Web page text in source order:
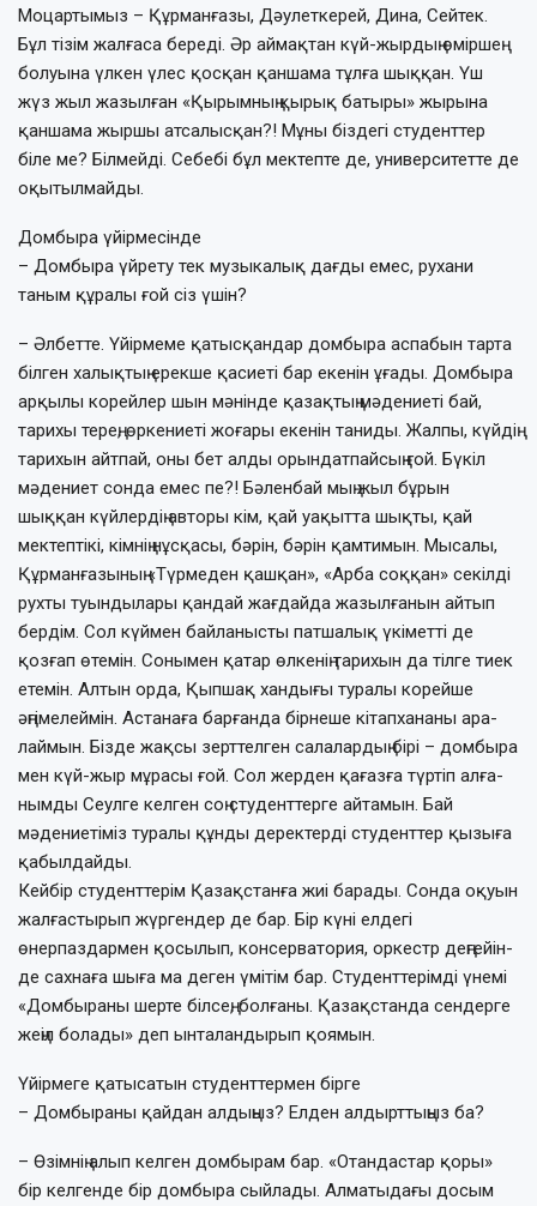
Моцартымыз – Құрманғазы, Дәулеткерей, Дина, Сейтек.
Бұл тізім жал­ғаса береді. Әр аймақтан күй-жырдың өміршең
болуына үлкен үлес қосқан қан­шама тұлға шыққан. Үш
жүз жыл жазыл­ған «Қырымның қырық батыры» жырына
қаншама жыршы атсалысқан?! Мұны біздегі студенттер
біле ме? Білмейді. Себебі бұл мектепте де, университетте де
оқытыл­май­ды.
Домбыра үйірмесінде
– Домбыра үйрету тек музыкалық дағды емес, рухани
таным құралы ғой сіз үшін?
– Әлбетте. Үйірмеме қатысқандар дом­быра аспабын тарта
білген халықтың ерекше қасиеті бар екенін ұғады. Домбыра
арқылы корейлер шын мәнінде қазақтың мәдениеті бай,
тарихы терең, өркениеті жо­ғары екенін таниды. Жалпы, күйдің
тари­хын айтпай, оны бет алды орындат­пай­сың ғой. Бүкіл
мәдениет сонда емес пе?! Бәленбай мың жыл бұрын
шыққан күйлердің авторы кім, қай уақытта шықты, қай
мектептікі, кімнің нұсқасы, бәрін, бә­рін қамтимын. Мысалы,
Құрманғазының «Түрмеден қашқан», «Арба соққан» секілді
рухты туындылары қандай жағдайда жа­зылғанын айтып
бердім. Сол күймен бай­ланысты патшалық үкіметті де
қозғап өте­мін. Сонымен қатар өлкенің тарихын да тілге тиек
етемін. Алтын орда, Қыпшақ хандығы туралы корейше
әңгімелеймін. Аста­наға барғанда бірнеше кітапхананы ара­
лаймын. Бізде жақсы зерттелген сала­лардың бірі – домбыра
мен күй-жыр мұ­ра­­сы ғой. Сол жерден қағазға түртіп ал­ға­­
ным­ды Сеулге келген соң студенттерге ай­та­мын. Бай
мәдениетіміз туралы құнды де­ректерді студенттер қызыға
қабылдай­ды.
Кейбір студенттерім Қазақстанға жиі бара­ды. Сонда оқуын
жалғастырып жүр­ген­дер де бар. Бір күні елдегі
өнерпаздармен қо­сылып, консерватория, оркестр дең­гейін­
де сахнаға шыға ма деген үмітім бар. Студенттерімді үнемі
«Домбыраны шерте біл­сең, болғаны. Қазақстанда сендерге
жеңіл болады» деп ынталандырып қоя­мын.
Үйірмеге қатысатын студенттермен бірге
– Домбыраны қайдан алдыңыз? Ел­ден алдырттыңыз ба?
– Өзімнің алып келген домбырам бар. «Отан­дастар қоры»
бір келгенде бір дом­быра сыйлады. Алматыдағы досым